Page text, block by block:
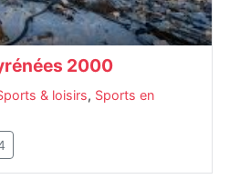
2000
& loisirs, Sports en